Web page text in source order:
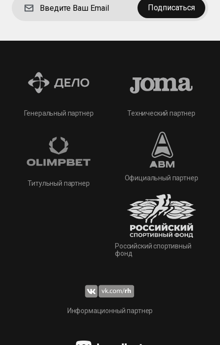
Подписаться
Генеральный партнер
Титульный партнер
Технический партнер
Официальный партнер
Российский спортивный
фонд
Информационный партнер